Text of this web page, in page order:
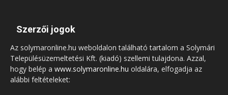
Szerzői jogok
Az solymaronline.hu weboldalon található tartalom a Solymári
Településüzemeltetési Kft. (kiadó) szellemi tulajdona. Azzal,
hogy belép a www.solymaronline.hu oldalára, elfogadja az
alábbi feltételeket: